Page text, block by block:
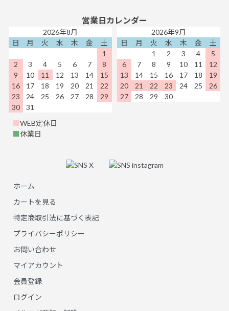
営業日カレンダー
2026年8月
日
月 火 水 木 金
土
1
2
3 4 5 6 7
8
9
10 11 12 13 14
15
16
17 18 19 20 21
22
23
24 25 26 27 28
29
30
31
2026年9月
日
月 火 水 木 金
土
1
2 3 4
5
6
7 8 9 10 11
12
13
14 15 16 17 18
19
20
21 22 23 24 25
26
27
28 29 30
■WEB定休日
■休業日
ホーム
カートを見る
特定商取引法に基づく表記
プライバシーポリシー
お問い合わせ
マイアカウント
会員登録
ログイン